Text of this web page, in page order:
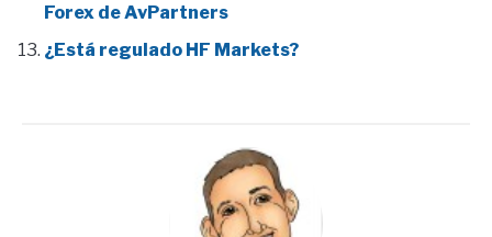
Forex de AvPartners
¿Está regulado HF Markets?